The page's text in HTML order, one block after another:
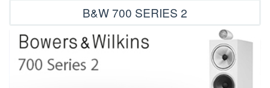
B&W 700 SERIES 2